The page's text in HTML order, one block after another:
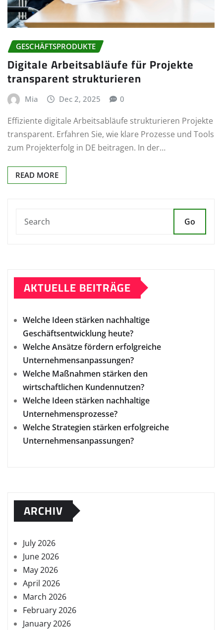
GESCHÄFTSPRODUKTE
Digitale Arbeitsabläufe für Projekte
transparent strukturieren
Mia Dec 2, 2025 0
Effiziente digitale Arbeitsabläufe strukturieren Projekte
transparent. Erfahren Sie, wie klare Prozesse und Tools
zum Projekterfolg in DE beitragen. In der…
READ MORE
Go
AKTUELLE BEITRÄGE
Welche Ideen stärken nachhaltige
Geschäftsentwicklung heute?
Welche Ansätze fördern erfolgreiche
Unternehmensanpassungen?
Welche Maßnahmen stärken den
wirtschaftlichen Kundennutzen?
Welche Ideen stärken nachhaltige
Unternehmensprozesse?
Welche Strategien stärken erfolgreiche
Unternehmensanpassungen?
ARCHIV
July 2026
June 2026
May 2026
April 2026
March 2026
February 2026
January 2026